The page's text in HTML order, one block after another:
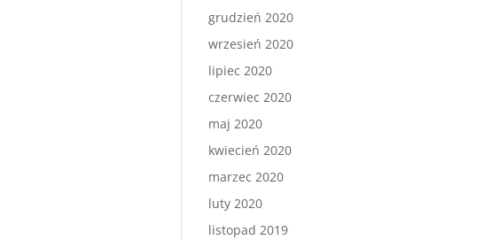
grudzień 2020
wrzesień 2020
lipiec 2020
czerwiec 2020
maj 2020
kwiecień 2020
marzec 2020
luty 2020
listopad 2019